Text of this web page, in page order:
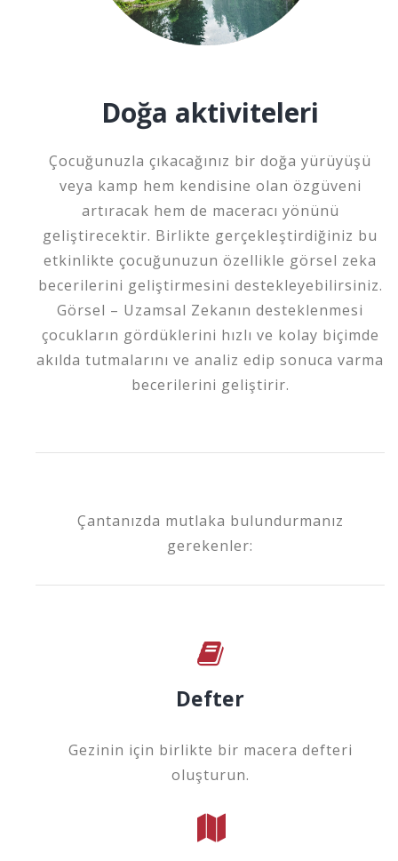
Doğa aktiviteleri
Çocuğunuzla çıkacağınız bir doğa yürüyüşü
veya kamp hem kendisine olan özgüveni
artıracak hem de maceracı yönünü
geliştirecektir. Birlikte gerçekleştirdiğiniz bu
etkinlikte çocuğunuzun özellikle görsel zeka
becerilerini geliştirmesini destekleyebilirsiniz.
Görsel – Uzamsal Zekanın desteklenmesi
çocukların gördüklerini hızlı ve kolay biçimde
akılda tutmalarını ve analiz edip sonuca varma
becerilerini geliştirir.
Çantanızda mutlaka bulundurmanız
gerekenler:
Defter
Gezinin için birlikte bir macera defteri
oluşturun.